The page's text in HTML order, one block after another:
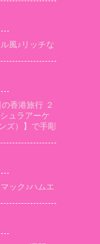
風♪リッチな
香港旅行 ２
ュラアーケ
ズ）】で手彫
ック♪ハムエ